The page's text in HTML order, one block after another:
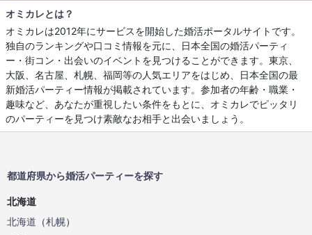
オミカレとは？
オミカレは2012年にサービスを開始した婚活ポータルサイトです。
独自のランキングや口コミ情報を元に、日本全国の婚活パーティ
ー・街コン・出会いのイベントを見つけることができます。東京、
大阪、名古屋、札幌、福岡等の人気エリアをはじめ、日本全国の最
新婚活パーティー情報が掲載されています。参加者の年齢・職業・
趣味など、あなたが重視したい条件をもとに、オミカレでピッタリ
のパーティーを見つけ素敵なお相手と出会いましょう。
都道府県から婚活パーティーを探す
北海道
北海道 （札幌）